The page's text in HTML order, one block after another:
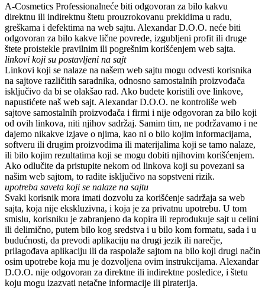
A-Cosmetics Professionalneće biti odgovoran za bilo kakvu
direktnu ili indirektnu štetu prouzrokovanu prekidima u radu,
greškama i defektima na web sajtu. Alexandar D.O.O. neće biti
odgovoran za bilo kakve lične povrede, izgubljeni profit ili druge
štete proistekle pravilnim ili pogrešnim korišćenjem web sajta.
linkovi koji su postavljeni na sajt
Linkovi koji se nalaze na našem web sajtu mogu odvesti korisnika
na sajtove različitih saradnika, odnosno samostalnih proizvođača
isključivo da bi se olakšao rad. Ako budete koristili ove linkove,
napustićete naš web sajt. Alexandar D.O.O. ne kontroliše web
sajtove samostalnih proizvođača i firmi i nije odgovoran za bilo koji
od ovih linkova, niti njihov sadržaj. Samim tim, ne podržavamo i ne
dajemo nikakve izjave o njima, kao ni o bilo kojim informacijama,
softveru ili drugim proizvodima ili materijalima koji se tamo nalaze,
ili bilo kojim rezultatima koji se mogu dobiti njihovim korišćenjem.
Ako odlučite da pristupite nekom od linkova koji su povezani sa
našim web sajtom, to radite isključivo na sopstveni rizik.
upotreba saveta koji se nalaze na sajtu
Svaki korisnik mora imati dozvolu za korišćenje sadržaja sa web
sajta, koja nije ekskluzivna, i koja je za privatnu upotrebu. U tom
smislu, korisniku je zabranjeno da kopira ili reprodukuje sajt u celini
ili delimično, putem bilo kog sredstva i u bilo kom formatu, sada i u
budućnosti, da prevodi aplikaciju na drugi jezik ili narečje,
prilagođava aplikaciju ili da raspolaže sajtom na bilo koji drugi način
osim upotrebe koja mu je dozvoljena ovim instrukcijama. Alexandar
D.O.O. nije odgovoran za direktne ili indirektne posledice, i štetu
koju mogu izazvati netačne informacije ili piraterija.